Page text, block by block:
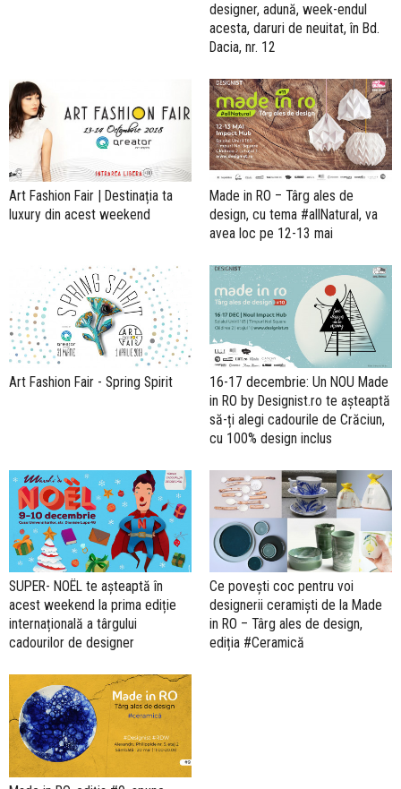
designer, adună, week-endul
acesta, daruri de neuitat, în Bd.
Dacia, nr. 12
Art Fashion Fair | Destinația ta
luxury din acest weekend
Made in RO – Târg ales de
design, cu tema #allNatural, va
avea loc pe 12-13 mai
Art Fashion Fair - Spring Spirit
16-17 decembrie: Un NOU Made
in RO by Designist.ro te așteaptă
să-ți alegi cadourile de Crăciun,
cu 100% design inclus
SUPER- NOËL te așteaptă în
acest weekend la prima ediție
internațională a târgului
cadourilor de designer
Ce povești coc pentru voi
designerii ceramiști de la Made
in RO – Târg ales de design,
ediția #Ceramică